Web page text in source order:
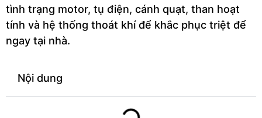
tình trạng motor, tụ điện, cánh quạt, than hoạt
tính và hệ thống thoát khí để khắc phục triệt để
ngay tại nhà.
Nội dung